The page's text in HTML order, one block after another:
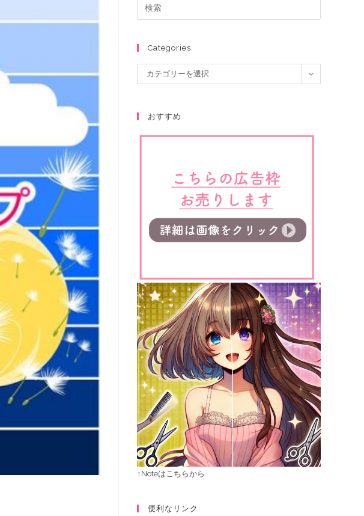
Categories
カテゴリーを選択
おすすめ
↑Noteはこちらから
便利なリンク